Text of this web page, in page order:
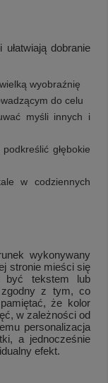
dobranie
wyobraźnię
do celu
myśli innych i
głębokie
w codziennych
wykonywany
stronie mieści się
być tekstem lub
zgodny z tym, co
że kolor
w zależności od
personalizacja
a jednocześnie
efekt.